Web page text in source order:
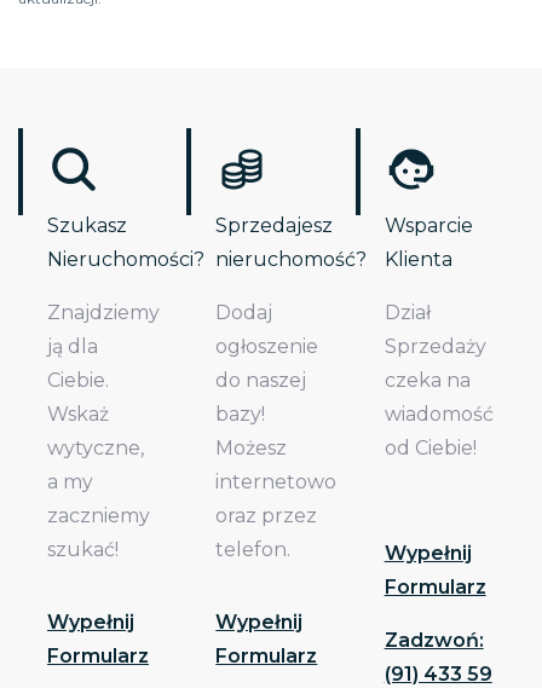
Szukasz
Nieruchomości?
Znajdziemy
ją dla
Ciebie.
Wskaż
wytyczne,
a my
zaczniemy
szukać!
Wypełnij
Formularz
Sprzedajesz
nieruchomość?
Dodaj
ogłoszenie
do naszej
bazy!
Możesz
internetowo
oraz przez
telefon.
Wypełnij
Formularz
Wsparcie
Klienta
Dział
Sprzedaży
czeka na
wiadomość
od Ciebie!
Wypełnij
Formularz
Zadzwoń:
(91) 433 59